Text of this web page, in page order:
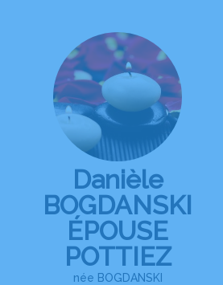
Danièle
BOGDANSKI
ÉPOUSE
POTTIEZ
née BOGDANSKI